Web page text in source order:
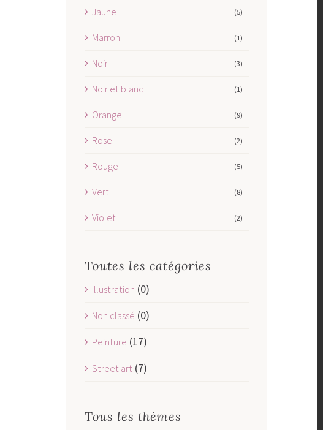
Jaune (5)
Marron (1)
Noir (3)
Noir et blanc (1)
Orange (9)
Rose (2)
Rouge (5)
Vert (8)
Violet (2)
Toutes les catégories
Illustration (0)
Non classé (0)
Peinture (17)
Street art (7)
Tous les thèmes